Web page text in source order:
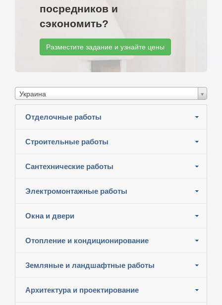
посредников и
сэкономить?
Разместите задание и узнайте цены
Украина
Отделочные работы
Строительные работы
Сантехнические работы
Электромонтажные работы
Окна и двери
Отопление и кондиционирование
Земляные и ландшафтные работы
Архитектура и проектирование